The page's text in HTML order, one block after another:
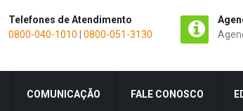
Telefones de Atendimento
0800-040-1010
0800-051-3130
COMUNICAÇÃO FALE CONOSCO